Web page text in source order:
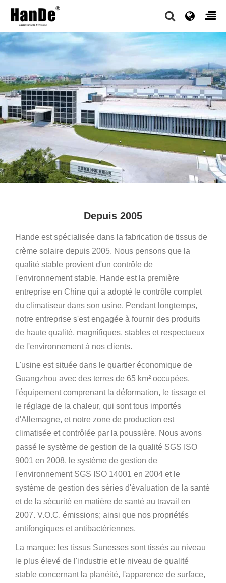
Depuis 2005
Hande est spécialisée dans la fabrication de tissus de
crème solaire depuis 2005. Nous pensons que la
qualité stable provient d'un contrôle de
l'environnement stable. Hande est la première
entreprise en Chine qui a adopté le contrôle complet
du climatiseur dans son usine. Pendant longtemps,
notre entreprise s'est engagée à fournir des produits
de haute qualité, magnifiques, stables et respectueux
de l'environnement à nos clients.
L'usine est située dans le quartier économique de
Guangzhou avec des terres de 65 km² occupées,
l'équipement comprenant la déformation, le tissage et
le réglage de la chaleur, qui sont tous importés
d'Allemagne, et notre zone de production est
climatisée et contrôlée par la poussière. Nous avons
passé le système de gestion de la qualité SGS ISO
9001 en 2008, le système de gestion de
l'environnement SGS ISO 14001 en 2004 et le
système de gestion des séries d'évaluation de la santé
et de la sécurité en matière de santé au travail en
2007. V.O.C. émissions; ainsi que nos propriétés
antifongiques et antibactériennes.
La marque: les tissus Sunesses sont tissés au niveau
le plus élevé de l'industrie et le niveau de qualité
stable concernant la planéité, l'apparence de surface,